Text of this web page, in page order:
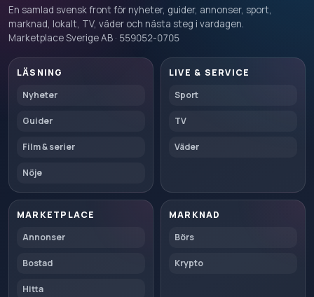
En samlad svensk front för nyheter, guider, annonser, sport,
marknad, lokalt, TV, väder och nästa steg i vardagen.
Marketplace Sverige AB · 559052-0705
LÄSNING
Nyheter
Guider
Film & serier
Nöje
LIVE & SERVICE
Sport
TV
Väder
MARKETPLACE
Annonser
Bostad
Hitta
MARKNAD
Börs
Krypto